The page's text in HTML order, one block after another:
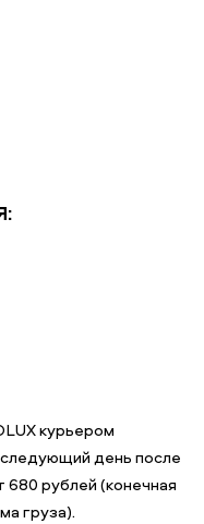
курьером
день после
рублей (конечная
груза).